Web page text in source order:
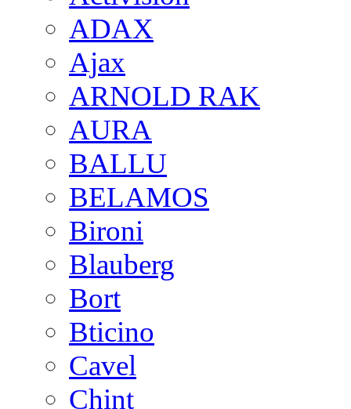
ADAX
Ajax
ARNOLD RAK
AURA
BALLU
BELAMOS
Bironi
Blauberg
Bort
Bticino
Cavel
Chint